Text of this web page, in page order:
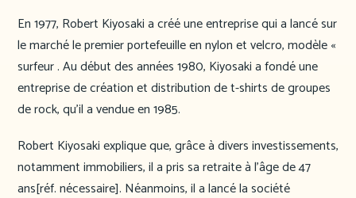
En 1977, Robert Kiyosaki a créé une entreprise qui a lancé sur
le marché le premier portefeuille en nylon et velcro, modèle «
surfeur . Au début des années 1980, Kiyosaki a fondé une
entreprise de création et distribution de t-shirts de groupes
de rock, qu’il a vendue en 1985.
Robert Kiyosaki explique que, grâce à divers investissements,
notamment immobiliers, il a pris sa retraite à l’âge de 47
ans[réf. nécessaire]. Néanmoins, il a lancé la société